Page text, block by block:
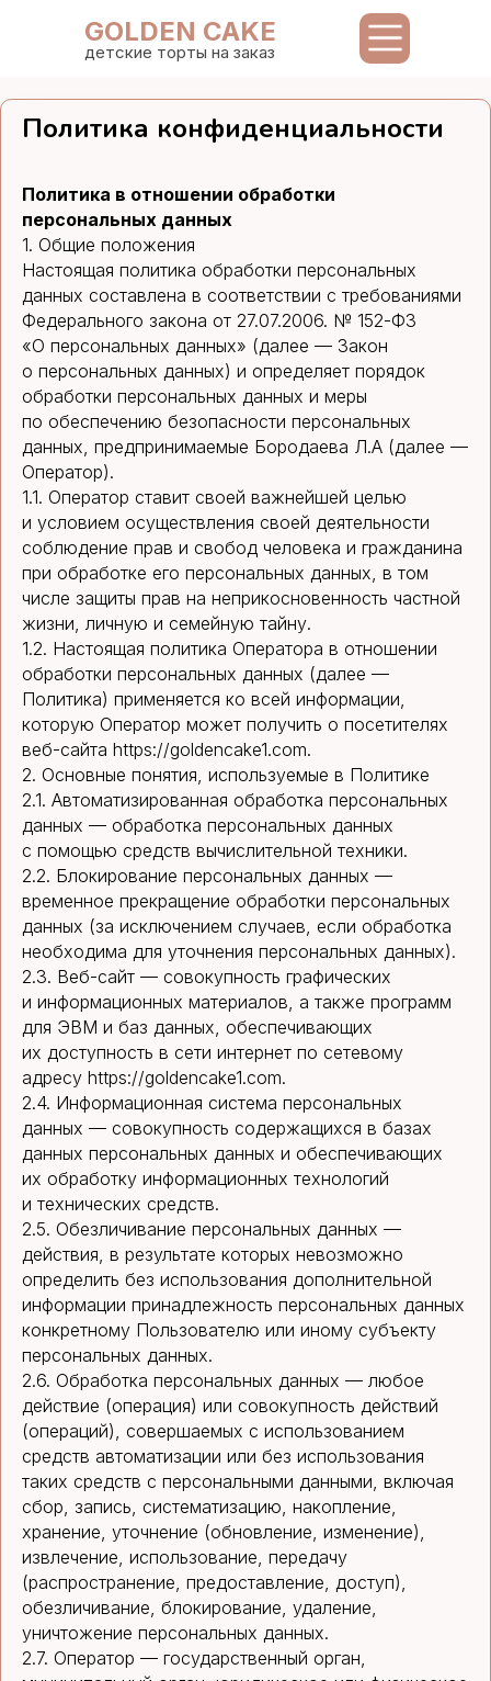
GOLDEN CAKE
детские торты на заказ
Политика конфиденциальности
Политика в отношении обработки
персональных данных
1. Общие положения
Настоящая политика обработки персональных
данных составлена в соответствии с требованиями
Федерального закона от 27.07.2006. № 152-ФЗ
«О персональных данных» (далее — Закон
о персональных данных) и определяет порядок
обработки персональных данных и меры
по обеспечению безопасности персональных
данных, предпринимаемые Бородаева Л.А (далее —
Оператор).
1.1. Оператор ставит своей важнейшей целью
и условием осуществления своей деятельности
соблюдение прав и свобод человека и гражданина
при обработке его персональных данных, в том
числе защиты прав на неприкосновенность частной
жизни, личную и семейную тайну.
1.2. Настоящая политика Оператора в отношении
обработки персональных данных (далее —
Политика) применяется ко всей информации,
которую Оператор может получить о посетителях
веб-сайта https://goldencake1.com.
2. Основные понятия, используемые в Политике
2.1. Автоматизированная обработка персональных
данных — обработка персональных данных
с помощью средств вычислительной техники.
2.2. Блокирование персональных данных —
временное прекращение обработки персональных
данных (за исключением случаев, если обработка
необходима для уточнения персональных данных).
2.3. Веб-сайт — совокупность графических
и информационных материалов, а также программ
для ЭВМ и баз данных, обеспечивающих
их доступность в сети интернет по сетевому
адресу https://goldencake1.com.
2.4. Информационная система персональных
данных — совокупность содержащихся в базах
данных персональных данных и обеспечивающих
их обработку информационных технологий
и технических средств.
2.5. Обезличивание персональных данных —
действия, в результате которых невозможно
определить без использования дополнительной
информации принадлежность персональных данных
конкретному Пользователю или иному субъекту
персональных данных.
2.6. Обработка персональных данных — любое
действие (операция) или совокупность действий
(операций), совершаемых с использованием
средств автоматизации или без использования
таких средств с персональными данными, включая
сбор, запись, систематизацию, накопление,
хранение, уточнение (обновление, изменение),
извлечение, использование, передачу
(распространение, предоставление, доступ),
обезличивание, блокирование, удаление,
уничтожение персональных данных.
2.7. Оператор — государственный орган,